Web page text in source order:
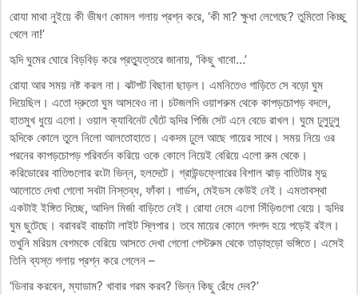
রোযা মাথা নুইয়ে কী ভীষণ কোমল গলায় প্রশ্ন করে, ‘কী মা? ক্ষুধা লেগেছে? তুমিতো কিচ্ছু
খেলে না!’
হৃদি ঘুমের ঘোরে বিড়বিড় করে প্রত্যুত্তরে জানায়, ‘কিছু খাবো…’
রোযা আর সময় নষ্ট করল না। ঝটপট বিছানা ছাড়ল। এমনিতেও গাড়িতে সে বড়ো ঘুম
দিয়েছিল। এতো দ্রুতো ঘুম আসবেও না। চটজলদি ওয়াশরুম থেকে কাপড়চোপড় বদলে,
হাতমুখ ধুয়ে এলো। ওয়াল ক্যাবিনেট ঘেঁটে হৃদির পিজি সেট এনে বেডে রাখল। ঘুমে ঢুলুঢুলু
হৃদিকে কোলে তুলে নিলো আলতোহাতে। একদম ঢুলে আছে গায়ের সাথে। সময় নিয়ে ওর
পরনের কাপড়চোপড় পরিবর্তন করিয়ে ওকে কোলে নিয়েই বেরিয়ে এলো রুম থেকে।
করিডোরের বাতিগুলোর রংটা ভিন্ন, হলদেটে। গ্রাউন্ডফ্লোরের বিশাল ঝাড় বাতিটার মৃদু
আলোতে দেখা গেলো সবটা নিস্তব্ধ, ফাঁকা। গার্ডস, মেইডস কেউই নেই। এমতাবস্থা
একটাই ইঙ্গিত দিচ্ছে, আদিল মির্জা বাড়িতে নেই। রোযা নেমে এলো সিঁড়িগুলো বেয়ে। হৃদির
ঘুম ছুটেছে। বরাবরই বাচ্চাটা লাইট স্লিপার। তবে মায়ের কোলে গদগদ হয়ে পড়েই রইল।
তখুনি মরিয়ম বেগমকে বেরিয়ে আসতে দেখা গেলো গেস্টরুম থেকে তাড়াহুড়ো ভঙ্গিতে। এসেই
তিনি ব্যস্ত গলায় প্রশ্ন করে গেলেন –
‘ডিনার করবেন, ম্যাডাম? খাবার গরম করব? ভিন্ন কিছু রেঁধে দেব?’